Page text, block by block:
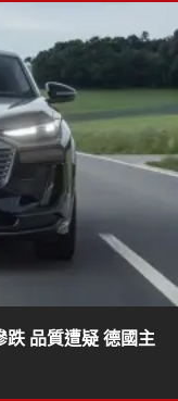
品質遭疑 德國主